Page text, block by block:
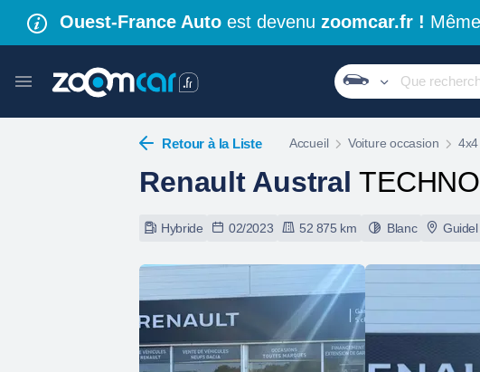
Ouest-France Auto est devenu zoomcar.fr !
Retour à la Liste Accueil Voiture occasion 4x4
Renault Austral
Hybride 02/2023 52 875 km Blanc